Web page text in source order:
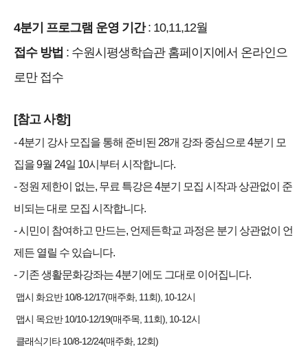
4분기 프로그램 운영 기간: 10,11,12월
접수 방법 : 수원시평생학습관 홈페이지에서 온라인으
로만 접수
[참고 사항]
- 4분기 강사 모집을 통해 준비된 28개 강좌 중심으로 4분기 모
집을 9월 24일 10시부터 시작합니다.
- 정원 제한이 없는, 무료 특강은 4분기 모집 시작과 상관없이 준
비되는 대로 모집 시작합니다.
- 시민이 참여하고 만드는, 언제든학교 과정은 분기 상관없이 언
제든 열릴 수 있습니다.
- 기존 생활문화강좌는 4분기에도 그대로 이어집니다.
맵시 화요반 10/8-12/17(매주화, 11회), 10-12시
맵시 목요반 10/10-12/19(매주목, 11회), 10-12시
클래식기타 10/8-12/24(매주화, 12회)